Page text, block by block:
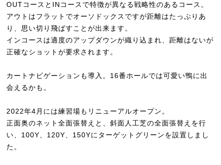
OUTコースとINコースで特徴が異なる戦略性のあるコース。
アウトはフラットでオーソドックスですが距離はたっぷりあ
り、思い切り飛ばすことが出来ます。
インコースは適度のアップダウンが織り込まれ、距離はないが
正確なショットが要求されます。
カートナビゲーションも導入。16番ホールでは可愛い鴨に出
会えるかも。
2022年4月には練習場もリニューアルオープン。
正面奥のネット全面張替えと、斜面人工芝の全面張替えを行
い、100Y、120Y、150Yにターゲットグリーンを設置しまし
た。